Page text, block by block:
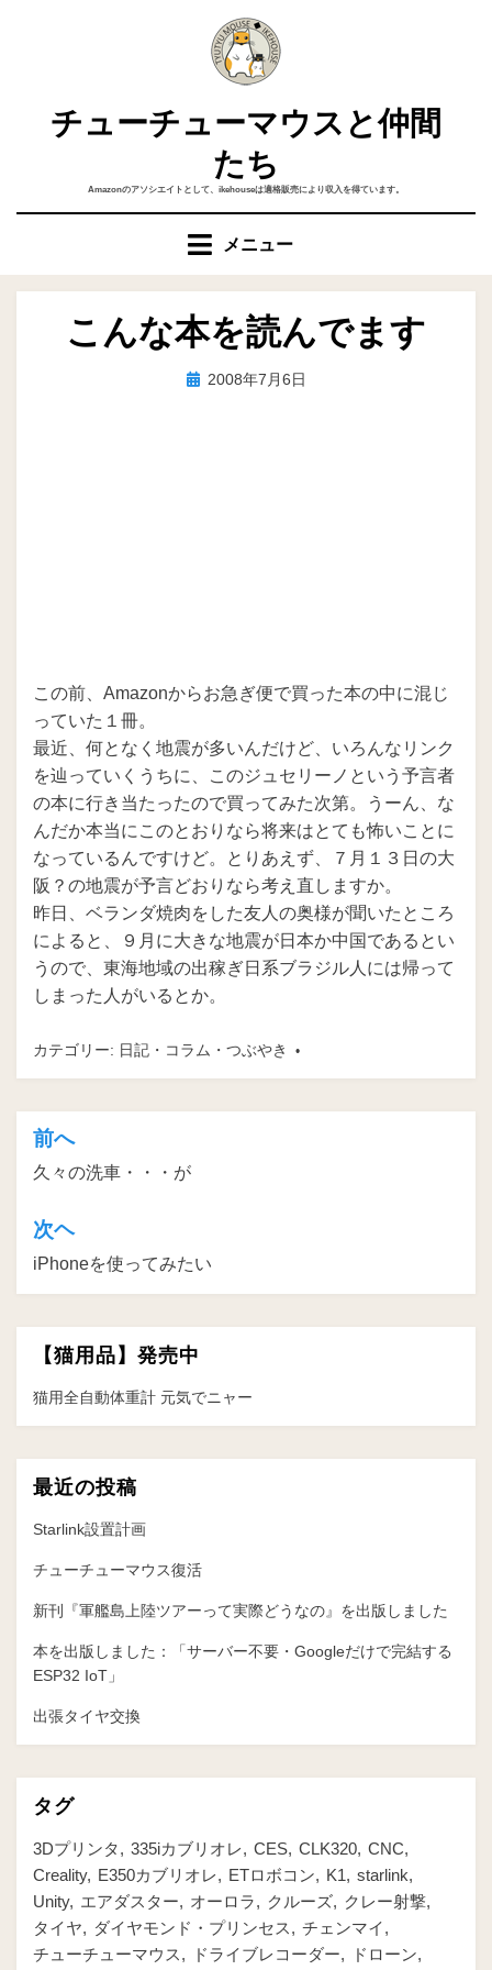
チューチューマウスと仲間
たち
Amazonのアソシエイトとして、ikehouseは適格販売により収入を得ています。
メニュー
こんな本を読んでます
投稿者ike
投 2008年7月6日
この前、Amazonからお急ぎ便で買った本の中に混じ
っていた１冊。
最近、何となく地震が多いんだけど、いろんなリンク
を辿っていくうちに、このジュセリーノという予言者
の本に行き当たったので買ってみた次第。うーん、な
んだか本当にこのとおりなら将来はとても怖いことに
なっているんですけど。とりあえず、７月１３日の大
阪？の地震が予言どおりなら考え直しますか。
昨日、ベランダ焼肉をした友人の奥様が聞いたところ
によると、９月に大きな地震が日本か中国であるとい
うので、東海地域の出稼ぎ日系ブラジル人には帰って
しまった人がいるとか。
カテゴリー: 日記・コラム・つぶやき
投
稿
ナ
ビ
ゲ
ー
シ
ョ
ン
前へ
久々の洗車・・・が
次ヘ
iPhoneを使ってみたい
【猫用品】発売中
猫用全自動体重計 元気でニャー
最近の投稿
Starlink設置計画
チューチューマウス復活
新刊『軍艦島上陸ツアーって実際どうなの』を出版しました
本を出版しました：「サーバー不要・Googleだけで完結する
ESP32 IoT」
出張タイヤ交換
タグ
3Dプリンタ 335iカブリオレ CES CLK320 CNC
Creality
E350カブリオレ ETロボコン K1
starlink
Unity
エアダスター オーロラ クルーズ
クレー射撃
タイヤ
ダイヤモンド・プリンセス
チェンマイ
チューチューマウス
ドライブレコーダー ドローン